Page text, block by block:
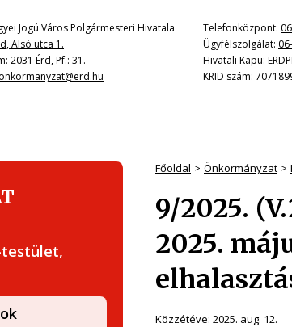
Jogú Város Polgármesteri Hivatala
Alsó utca 1.
2031 Érd, Pf.: 31.
onkormanyzat@erd.hu
Telefonközpont:
Ügyfélszolgálat:
Hivatali Kapu:
KRID szám:
Főoldal Önkormányzat
9/2025.
2025.
Közzétéve: 2025. aug. 12.
testület,